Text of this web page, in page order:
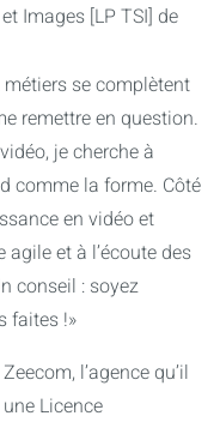
pour découvrir les
tous secteurs
pour le parcours
d’une
tout en étant formé
Images [LP TSI] de
se complètent
remettre en question.
je cherche à
comme la forme. Côté
en vidéo et
et à l’écoute des
conseil : soyez
faites !»
l’agence qu’il
Licence